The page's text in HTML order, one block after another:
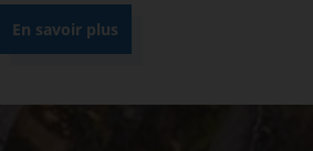
En savoir plus